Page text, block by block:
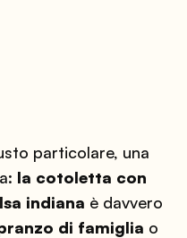
particolare, una
la cotoletta con
indiana è davvero
di famiglia o